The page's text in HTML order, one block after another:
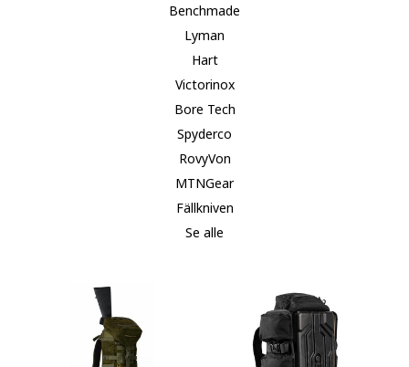
Benchmade
Lyman
Hart
Victorinox
Bore Tech
Spyderco
RovyVon
MTNGear
Fällkniven
Se alle